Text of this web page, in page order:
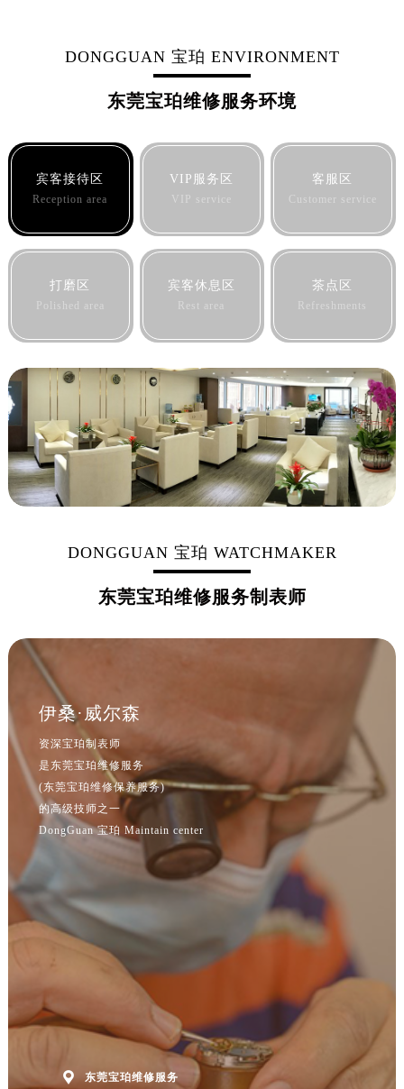
DONGGUAN 宝珀 ENVIRONMENT
东莞宝珀维修服务环境
宾客接待区
Reception area
VIP服务区
VIP service
客服区
Customer service
打磨区
Polished area
宾客休息区
Rest area
茶点区
Refreshments
DONGGUAN 宝珀 WATCHMAKER
东莞宝珀维修服务制表师
伊桑·威尔森
资深宝珀制表师
是东莞宝珀维修服务
(东莞宝珀维修保养服务)
的高级技师之一
DongGuan 宝珀 Maintain center
 东莞宝珀维修服务